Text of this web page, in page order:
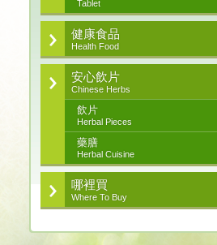
Tablet
健康食品
Health Food
安心飲片
Chinese Herbs
飲片
Herbal Pieces
藥膳
Herbal Cuisine
哪裡買
Where To Buy